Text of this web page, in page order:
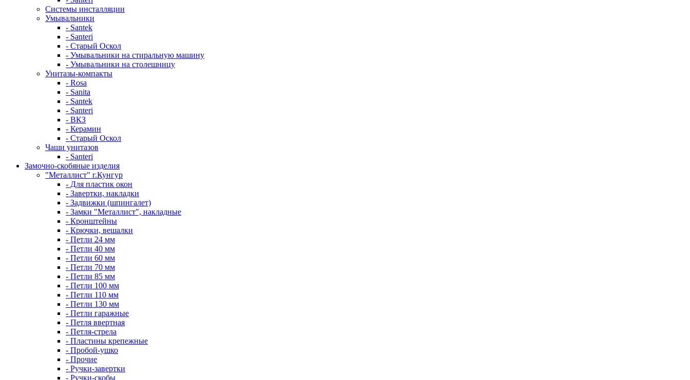
Системы инсталляции
Умывальники
- Santek
- Santeri
- Старый Оскол
- Умывальники на стиральную машину
- Умывальники на столешницу
Унитазы-компакты
- Rosa
- Sanita
- Santek
- Santeri
- ВКЗ
- Керамин
- Старый Оскол
Чаши унитазов
- Santeri
Замочно-скобяные изделия
"Металлист" г.Кунгур
- Для пластик окон
- Завертки, накладки
- Задвижки (шпингалет)
- Замки "Металлист", накладные
- Кронштейны
- Крючки, вешалки
- Петли 24 мм
- Петли 40 мм
- Петли 60 мм
- Петли 70 мм
- Петли 85 мм
- Петли 100 мм
- Петли 110 мм
- Петли 130 мм
- Петли гаражные
- Петля ввертная
- Петля-стрела
- Пластины крепежные
- Пробой-ушко
- Прочие
- Ручки-завертки
- Ручки-скобы